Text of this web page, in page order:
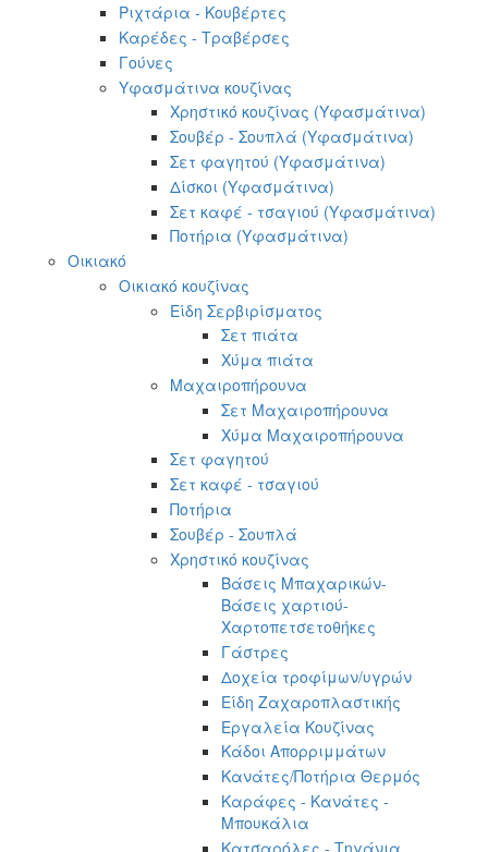
Ριχτάρια - Κουβέρτες
Καρέδες - Τραβέρσες
Γούνες
Υφασμάτινα κουζίνας
Χρηστικό κουζίνας (Υφασμάτινα)
Σουβέρ - Σουπλά (Υφασμάτινα)
Σετ φαγητού (Υφασμάτινα)
Δίσκοι (Υφασμάτινα)
Σετ καφέ - τσαγιού (Υφασμάτινα)
Ποτήρια (Υφασμάτινα)
Οικιακό
Οικιακό κουζίνας
Είδη Σερβιρίσματος
Σετ πιάτα
Χύμα πιάτα
Μαχαιροπήρουνα
Σετ Μαχαιροπήρουνα
Χύμα Μαχαιροπήρουνα
Σετ φαγητού
Σετ καφέ - τσαγιού
Ποτήρια
Σουβέρ - Σουπλά
Χρηστικό κουζίνας
Βάσεις Μπαχαρικών-
Βάσεις χαρτιού-
Χαρτοπετσετοθήκες
Γάστρες
Δοχεία τροφίμων/υγρών
Είδη Ζαχαροπλαστικής
Εργαλεία Κουζίνας
Κάδοι Απορριμμάτων
Κανάτες/Ποτήρια Θερμός
Καράφες - Κανάτες -
Μπουκάλια
Κατσαρόλες - Τηγάνια